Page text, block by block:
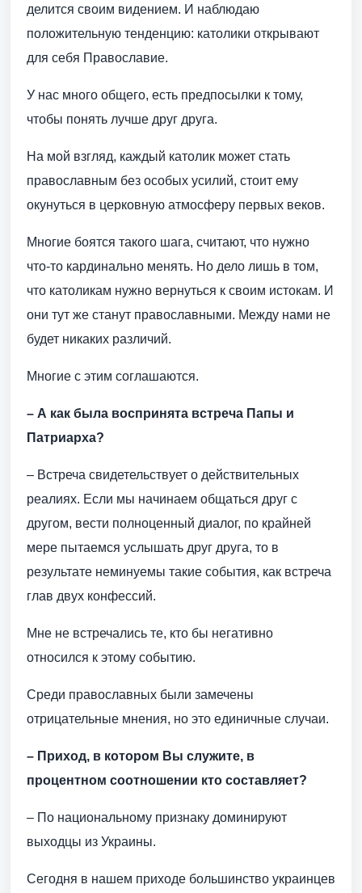
делится своим видением. И наблюдаю
положительную тенденцию: католики открывают
для себя Православие.
У нас много общего, есть предпосылки к тому,
чтобы понять лучше друг друга.
На мой взгляд, каждый католик может стать
православным без особых усилий, cтоит ему
окунуться в церковную атмосферу первых веков.
Многие боятся такого шага, считают, что нужно
что-то кардинально менять. Но дело лишь в том,
что католикам нужно вернуться к своим истокам. И
они тут же станут православными. Между нами не
будет никаких различий.
Многие с этим соглашаются.
– А как была воспринята встреча Папы и
Патриарха?
– Встреча свидетельствует о действительных
реалиях. Если мы начинаем общаться друг с
другом, вести полноценный диалог, по крайней
мере пытаемся услышать друг друга, то в
результате неминуемы такие события, как встреча
глав двух конфессий.
Мне не встречались те, кто бы негативно
относился к этому событию.
Среди православных были замечены
отрицательные мнения, но это единичные случаи.
– Приход, в котором Вы служите, в
процентном соотношении кто составляет?
– По национальному признаку доминируют
выходцы из Украины.
Сегодня в нашем приходе большинство украинцев